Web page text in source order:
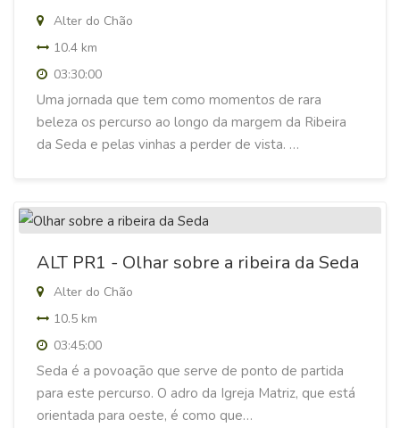
Alter do Chão
10.4 km
03:30:00
Uma jornada que tem como momentos de rara
beleza os percurso ao longo da margem da Ribeira
da Seda e pelas vinhas a perder de vista. …
ALT PR1 - Olhar sobre a ribeira da Seda
Alter do Chão
10.5 km
03:45:00
Seda é a povoação que serve de ponto de partida
para este percurso. O adro da Igreja Matriz, que está
orientada para oeste, é como que…